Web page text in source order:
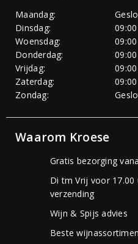
Maandag:
Dinsdag:
Woensdag:
Donderdag:
Vrijdag:
Zaterdag:
Zondag:
Waarom Kroese
Gratis bezorging
Di tm Vrij voor
verzending
Wijn & Spijs advies
Beste